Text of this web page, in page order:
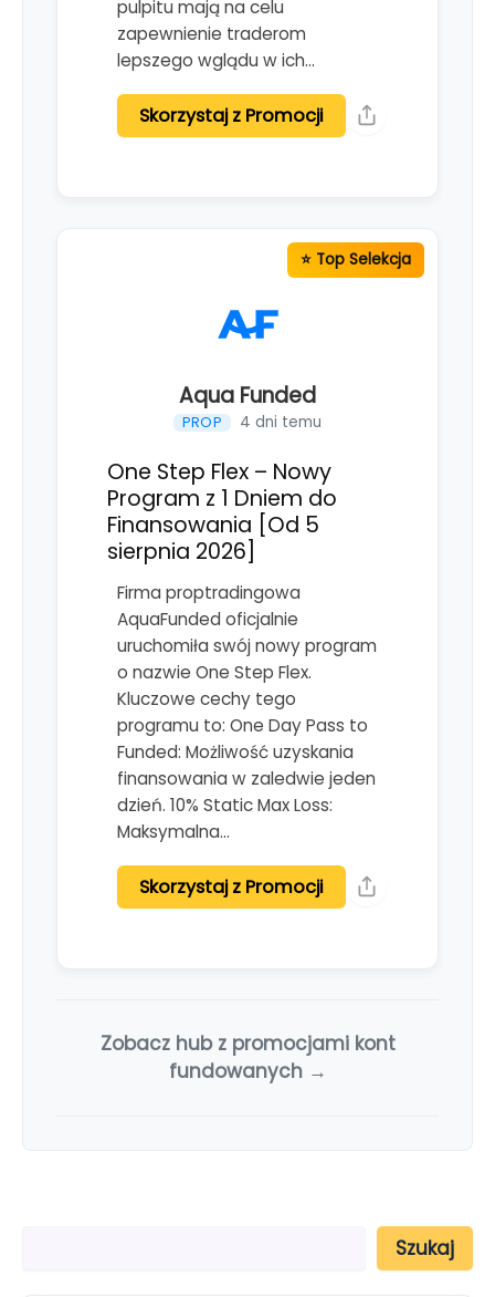
pulpitu mają na celu
zapewnienie traderom
lepszego wglądu w ich…
Skorzystaj z Promocji
Aqua Funded
PROP 4 dni temu
One Step Flex – Nowy
Program z 1 Dniem do
Finansowania [Od 5
sierpnia 2026]
Firma proptradingowa
AquaFunded oficjalnie
uruchomiła swój nowy program
o nazwie One Step Flex.
Kluczowe cechy tego
programu to: One Day Pass to
Funded: Możliwość uzyskania
finansowania w zaledwie jeden
dzień. 10% Static Max Loss:
Maksymalna…
Skorzystaj z Promocji
Zobacz hub z promocjami kont
fundowanych →
Szukaj